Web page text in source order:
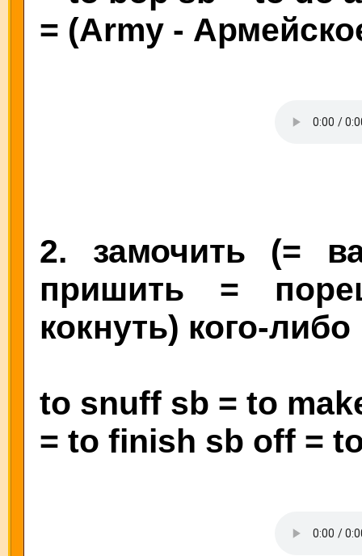
= (Army -
2. замочить (=
пришить =
кокнуть) кого-либо
to snuff sb = to
= to finish sb off =